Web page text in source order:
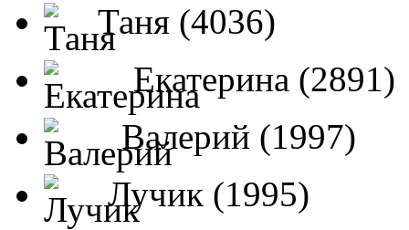
Таня (4036)
Екатерина (2891)
Валерий (1997)
Лучик (1995)